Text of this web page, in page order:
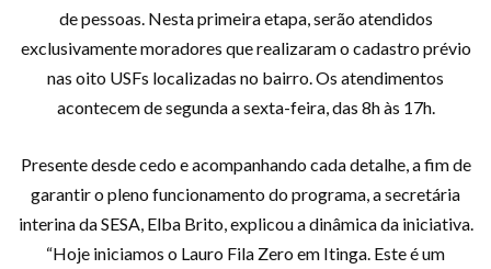
de pessoas. Nesta primeira etapa, serão atendidos
exclusivamente moradores que realizaram o cadastro prévio
nas oito USFs localizadas no bairro. Os atendimentos
acontecem de segunda a sexta-feira, das 8h às 17h.
Presente desde cedo e acompanhando cada detalhe, a fim de
garantir o pleno funcionamento do programa, a secretária
interina da SESA, Elba Brito, explicou a dinâmica da iniciativa.
“Hoje iniciamos o Lauro Fila Zero em Itinga. Este é um